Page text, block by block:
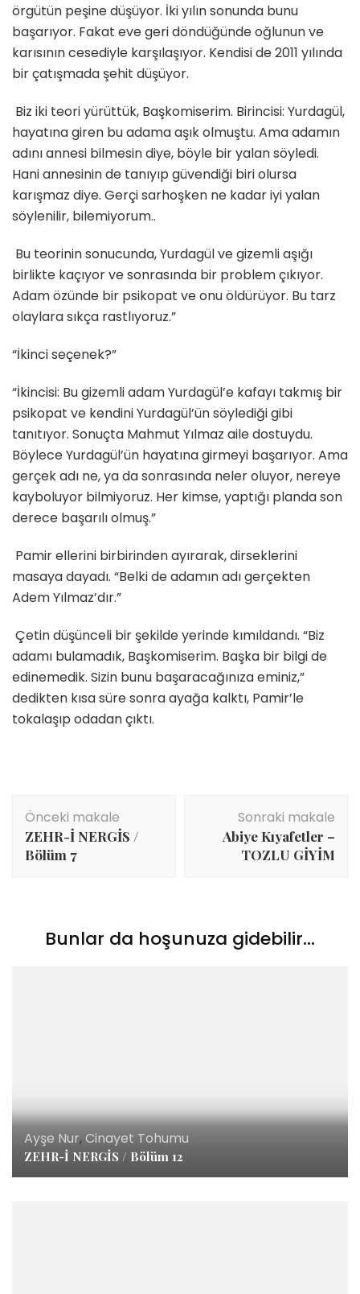
örgütün peşine düşüyor. İki yılın sonunda bunu
başarıyor. Fakat eve geri döndüğünde oğlunun ve
karısının cesediyle karşılaşıyor. Kendisi de 2011 yılında
bir çatışmada şehit düşüyor.
Biz iki teori yürüttük, Başkomiserim. Birincisi: Yurdagül,
hayatına giren bu adama aşık olmuştu. Ama adamın
adını annesi bilmesin diye, böyle bir yalan söyledi.
Hani annesinin de tanıyıp güvendiği biri olursa
karışmaz diye. Gerçi sarhoşken ne kadar iyi yalan
söylenilir, bilemiyorum..
Bu teorinin sonucunda, Yurdagül ve gizemli aşığı
birlikte kaçıyor ve sonrasında bir problem çıkıyor.
Adam özünde bir psikopat ve onu öldürüyor. Bu tarz
olaylara sıkça rastlıyoruz.”
“İkinci seçenek?”
“İkincisi: Bu gizemli adam Yurdagül’e kafayı takmış bir
psikopat ve kendini Yurdagül’ün söylediği gibi
tanıtıyor. Sonuçta Mahmut Yılmaz aile dostuydu.
Böylece Yurdagül’ün hayatına girmeyi başarıyor. Ama
gerçek adı ne, ya da sonrasında neler oluyor, nereye
kayboluyor bilmiyoruz. Her kimse, yaptığı planda son
derece başarılı olmuş.”
Pamir ellerini birbirinden ayırarak, dirseklerini
masaya dayadı. “Belki de adamın adı gerçekten
Adem Yılmaz’dır.”
Çetin düşünceli bir şekilde yerinde kımıldandı. “Biz
adamı bulamadık, Başkomiserim. Başka bir bilgi de
edinemedik. Sizin bunu başaracağınıza eminiz,”
dedikten kısa süre sonra ayağa kalktı, Pamir’le
tokalaşıp odadan çıktı.
Yazı
dolaşımı
Önceki makale
ZEHR-İ NERGİS /
Bölüm 7
Sonraki makale
Abiye Kıyafetler –
TOZLU GİYİM
Bunlar da hoşunuza gidebilir...
Ayşe Nur,Cinayet Tohumu
ZEHR-İ NERGİS / Bölüm 12